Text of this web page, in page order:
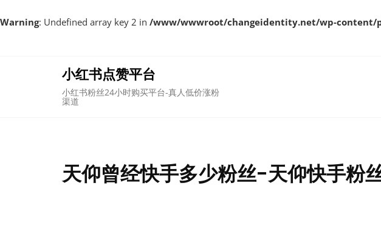
Warning: Undefined array key 2 in /www/wwwroot/changeidentity.net/wp-content/
小红书点赞平台
小红书粉丝24小时购买平台-真人低价涨粉
渠道
天仰曾经快手多少粉丝-天仰快手粉